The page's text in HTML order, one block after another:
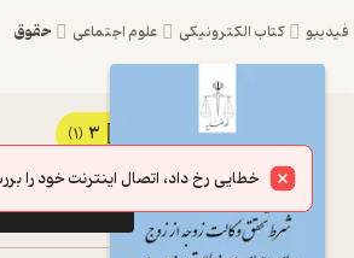
کتاب الکترونیکی علوم اجتماعی حقوق
کتاب
تحقق
وکالت
خطایی رخ داد، اتصال اینترنت خود را